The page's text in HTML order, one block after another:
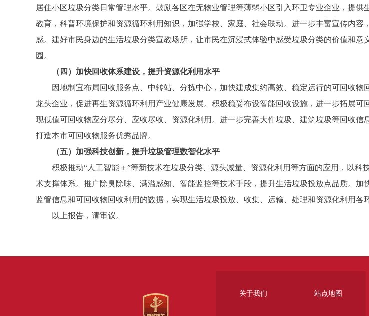
居住小区垃圾分类日常管理水平。鼓励各区在无物业管理等薄弱小区引入环卫专业企业，提
教育，科普环境保护和资源循环利用知识，加强学校、家庭、社会联动。进一步丰富宣传内
感。建好市民身边的生活垃圾分类宣教场所，让市民在沉浸式体验中感受垃圾分类的价值和
园。
（四）加快回收体系建设，提升资源化利用水平
因地制宜布局回收服务点、中转站、分拣中心，加快建成集约高效、稳定运行的可回收物
龙头企业，促进再生资源循环利用产业健康发展。积极稳妥布设智能回收设施，进一步拓展
现低值可回收物应分尽分、应收尽收、资源化利用。进一步完善大件垃圾、建筑垃圾等回收
打造本市可回收物服务优秀品牌。
（五）加强科技创新，提升垃圾管理数智化水平
积极推动“人工智能＋”等新技术在垃圾分类、源头减量、资源化利用等方面的应用，以科
术支撑体系。推广除臭除味、满溢感知、智能监控等技术手段，提升生活垃圾投放点品质。
监管信息和可回收物回收利用的数据，实现生活垃圾投放、收集、运输、处理和资源化利用各
以上报告，请审议。
关于我们 站点地图